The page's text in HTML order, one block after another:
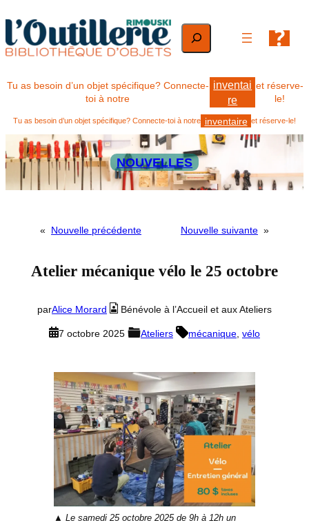
au
contenu
Rechercher
Tu as besoin d’un objet spécifique? Connecte-
toi à notre
inventai
re
et réserve-
le!
Tu as besoin d’un objet spécifique? Connecte-toi à notre inventaire et réserve-le!
NOUVELLES
« Nouvelle précédente Nouvelle suivante »
Atelier mécanique vélo le 25 octobre
parAlice Morard Bénévole à l’Accueil et aux Ateliers
7 octobre 2025 Ateliers mécanique, vélo
Le samedi 25 octobre 2025 de 9h à 12h un